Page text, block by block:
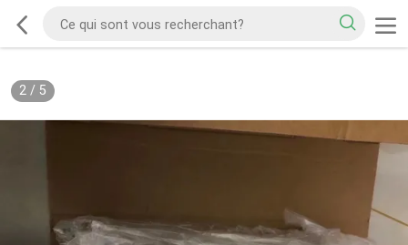
2/ 5